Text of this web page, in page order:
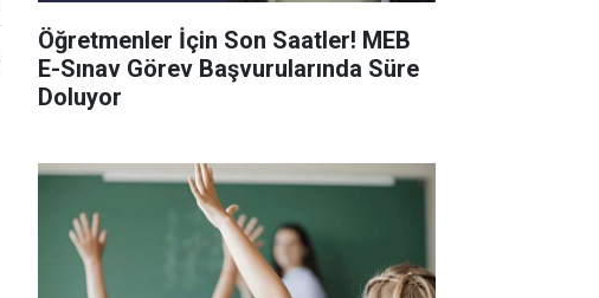
Öğretmenler İçin Son Saatler! MEB
E-Sınav Görev Başvurularında Süre
Doluyor